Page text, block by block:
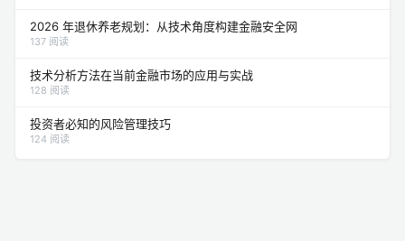
2026 年退休养老规划：从技术角度构建金融安全网
137 阅读
技术分析方法在当前金融市场的应用与实战
128 阅读
投资者必知的风险管理技巧
124 阅读